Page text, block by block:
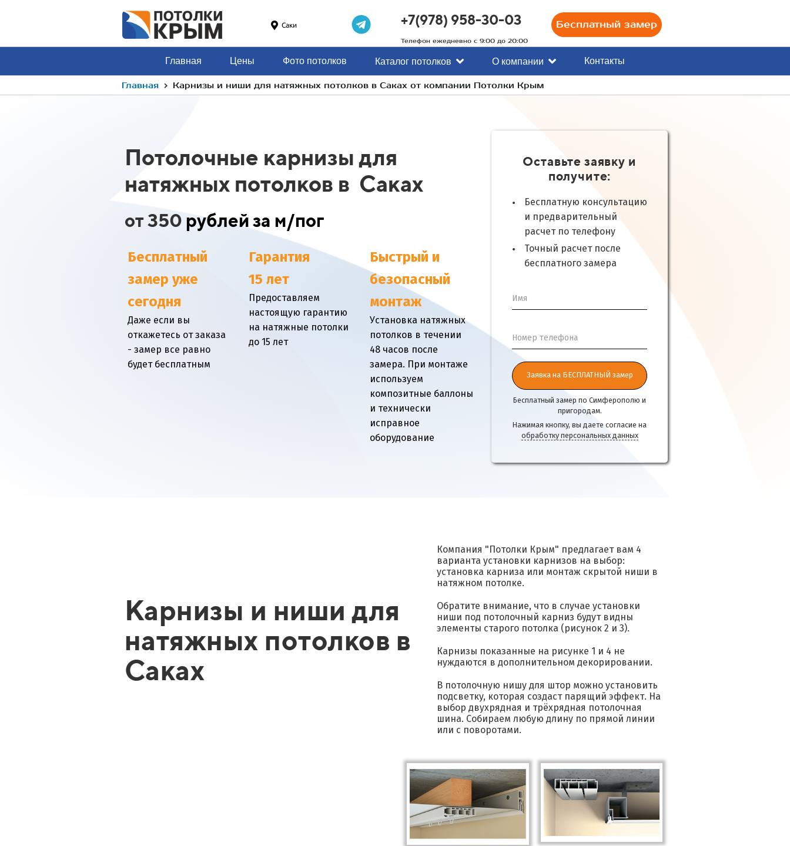
Саки +7(978) 958-30-03
Телефон ежедневно с 9:00 до 20:00
Бесплатный замер
Главная Цены Фото потолков Каталог потолков О компании Контакты
Главная › Карнизы и ниши для натяжных потолков в Саках от компании Потолки Крым
Потолочные карнизы для
натяжных потолков в Саках
от 350 рублей за м/пог
Бесплатный
замер уже
сегодня
Даже если вы
откажетесь от заказа
- замер все равно
будет бесплатным
Гарантия
15 лет
Предоставляем
настоящую гарантию
на натяжные потолки
до 15 лет
Быстрый и
безопасный
монтаж
Установка натяжных
потолков в течении
48 часов после
замера. При монтаже
используем
композитные баллоны
и технически
исправное
оборудование
Оставьте заявку и
получите:
Бесплатную консультацию
и предварительный
расчет по телефону
Точный расчет после
бесплатного замера
Имя
Номер телефона
Заявка на БЕСПЛАТНЫЙ замер
Бесплатный замер по Симферополю и
пригородам.
Нажимая кнопку, вы даете согласие на
обработку персональных данных
Карнизы и ниши для
натяжных потолков в
Саках
Компания "Потолки Крым" предлагает вам 4
варианта установки карнизов на выбор:
установка карниза или монтаж скрытой ниши в
натяжном потолке.
Обратите внимание, что в случае установки
ниши под потолочный карниз будут видны
элементы старого потолка (рисунок 2 и 3).
Карнизы показанные на рисунке 1 и 4 не
нуждаются в дополнительном декорировании.
В потолочную нишу для штор можно установить
подсветку, которая создаст парящий эффект. На
выбор двухрядная и трёхрядная потолочная
шина. Собираем любую длину по прямой линии
или с поворотами.